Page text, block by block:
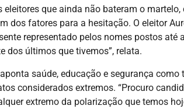
eleitores que ainda não bateram o
dos fatores para a hesitação. O eleitor
representado pelos nomes postos
dos últimos que tivemos”, relata.
saúde, educação e segurança
considerados extremos. “Procuro
extremo da polarização que temos